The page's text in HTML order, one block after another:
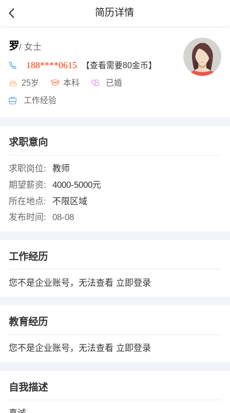
简历详情
罗/ 女士
188****0615 【查看需要80金币】
25岁 本科 已婚
工作经验
求职意向
求职岗位:
教师
期望薪资:
4000-5000元
所在地点:
不限区域
发布时间:
08-08
工作经历
您不是企业账号，无法查看 立即登录
教育经历
您不是企业账号，无法查看 立即登录
自我描述